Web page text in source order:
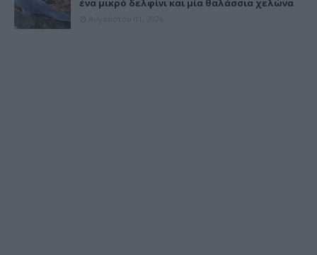
ένα μικρό δελφίνι και μία θαλάσσια χελώνα